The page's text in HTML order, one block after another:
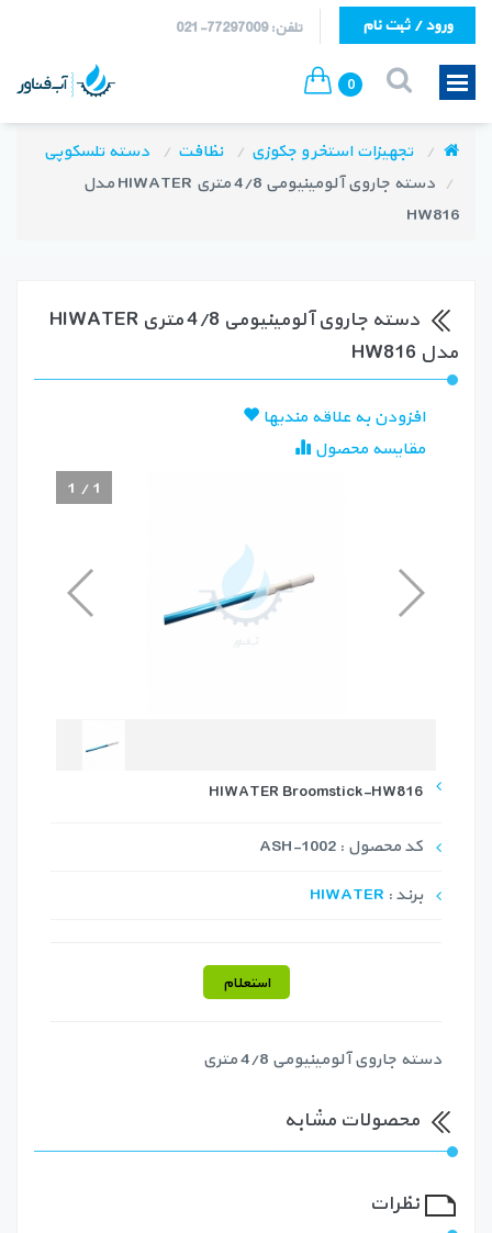
تلفن: 77297009-021 ورود / ثبت نام
0
تجهیزات استخر و جکوزی نظافت
دسته تلسکوپی
دسته جاروی آلومینیومی 4/8 متری HIWATER مدل
HW816
دسته جاروی آلومینیومی 4/8 متری HIWATER
مدل HW816
افزودن به علاقه مندیها
مقایسه محصول
1 /1
HIWATER Broomstick-HW816
کد محصول : ASH-1002
برند : HIWATER
استعلام
دسته جاروی آلومینیومی 4/8 متری
محصولات مشابه
نظرات